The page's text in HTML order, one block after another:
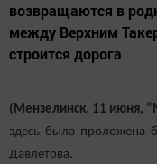
возвращаются в
между Верхним
строится дорога
(Мензелинск, 11 июня,
здесь была проложена
Давлетова.